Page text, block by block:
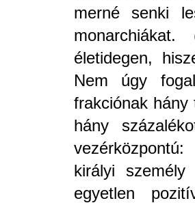
merné senki
életidegen,
Nem úgy
frakciónak hány
hány
királyi
egyetlen